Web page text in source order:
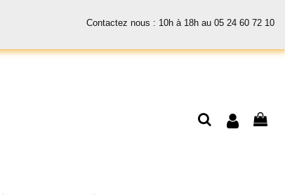
Contactez nous : 10h à 18h au 05 24 60 72 10